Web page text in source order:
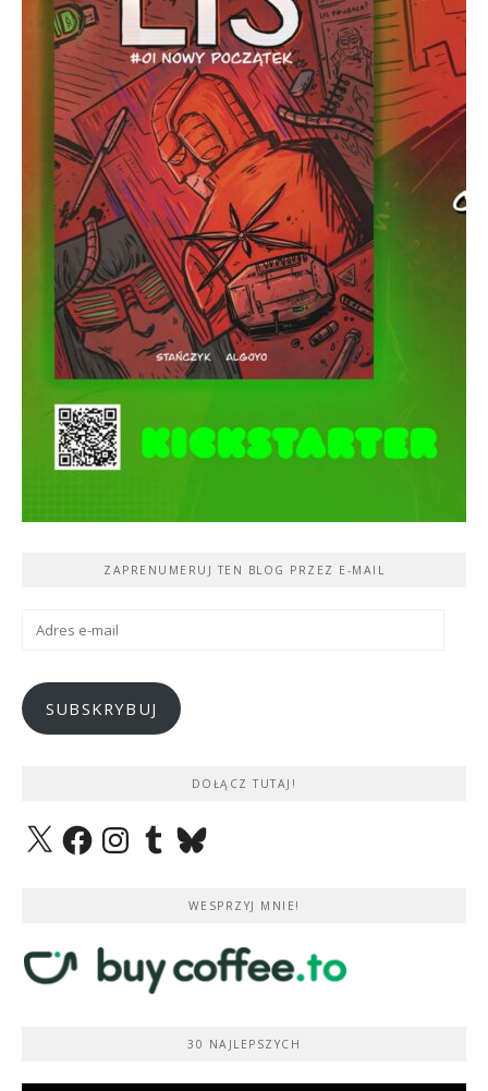
ZAPRENUMERUJ TEN BLOG PRZEZ E-MAIL
Adres
SUBSKRYBUJ
DOŁĄCZ TUTAJ!
X FacebookInstagramTumblrBluesky
WESPRZYJ MNIE!
30 NAJLEPSZYCH